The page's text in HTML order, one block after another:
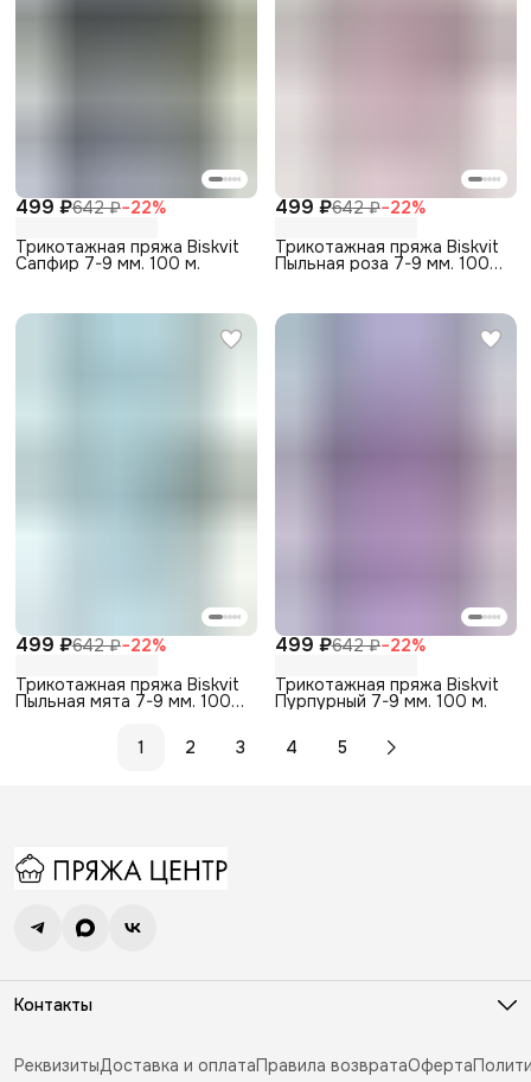
499 ₽642 ₽−22%
Трикотажная пряжа Biskvit
Сапфир 7-9 мм. 100 м.
499 ₽642 ₽−22%
Трикотажная пряжа Biskvit
Пыльная роза 7-9 мм. 100
499 ₽642 ₽−22%
Трикотажная пряжа Biskvit
Пыльная мята 7-9 мм. 100
499 ₽642 ₽−22%
Трикотажная пряжа Biskvit
Пурпурный 7-9 мм. 100 м.
1 2 3 4 5
Контакты
Телефон
РеквизитыДоставка и оплатаПравила возвратаОферта